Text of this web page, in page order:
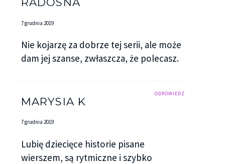
7 grudnia 2019
Nie kojarzę za dobrze tej serii, ale może
dam jej szanse, zwłaszcza, że polecasz.
ODPOWIEDZ
MARYSIA K
7 grudnia 2019
Lubię dziecięce historie pisane
wierszem, są rytmiczne i szybko